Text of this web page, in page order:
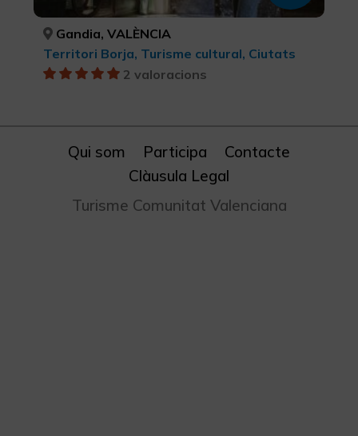
Gandia, VALÈNCIA
Territori Borja, Turisme cultural, Ciutats
2 valoracions
Qui som Participa
Contacte
Clàusula Legal
Turisme Comunitat Valenciana